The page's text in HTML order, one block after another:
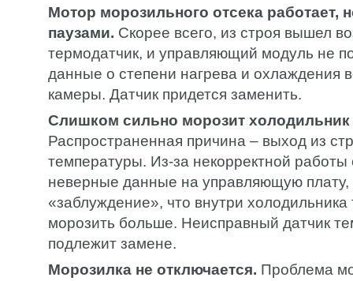
Мотор морозильного отсека работает,
паузами. Скорее всего, из строя вышел
термодатчик, и управляющий модуль не
данные о степени нагрева и охлаждения
камеры. Датчик придется заменить.
Слишком сильно морозит холодильник
Распространенная причина – выход из
температуры. Из-за некорректной работы
неверные данные на управляющую плату,
«заблуждение», что внутри холодильника
морозить больше. Неисправный датчик
подлежит замене.
Морозилка не отключается. Проблема